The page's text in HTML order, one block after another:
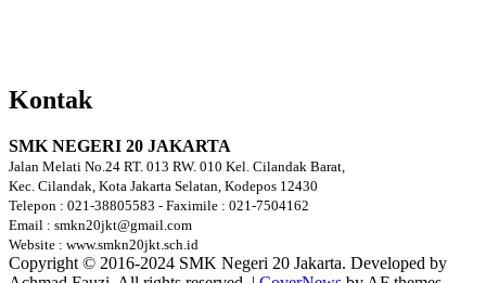
Kontak
SMK NEGERI 20 JAKARTA
Jalan Melati No.24 RT. 013 RW. 010 Kel. Cilandak Barat,
Kec. Cilandak, Kota Jakarta Selatan, Kodepos 12430
Telepon : 021-38805583 - Faximile : 021-7504162
Email : smkn20jkt@gmail.com
Website : www.smkn20jkt.sch.id
Copyright © 2016-2024 SMK Negeri 20 Jakarta. Developed by